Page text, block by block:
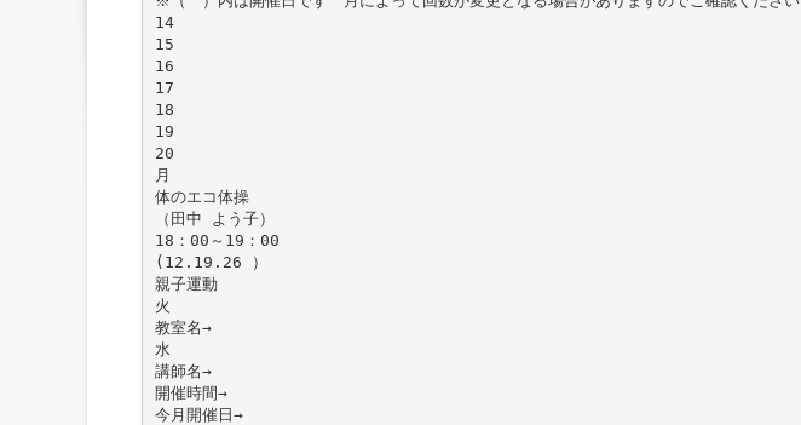
14
15
16
17
18
19
20
月
体のエコ体操
（田中 よう子）
18：00～19：00
(12.19.26 ）
親子運動
火
教室名→
水
講師名→
開催時間→
今月開催日→